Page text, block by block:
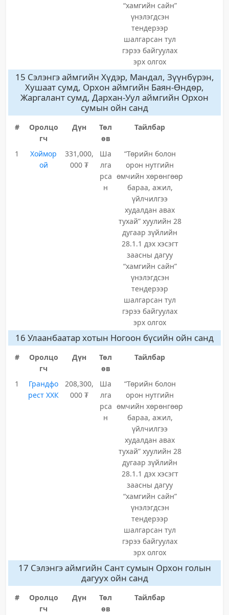
“хамгийн сайн”
үнэлэгдсэн
тендерээр
шалгарсан тул
гэрээ байгуулах
эрх олгох
15 Сэлэнгэ аймгийн Хүдэр, Мандал, Зүүнбүрэн,
Хушаат сумд, Орхон аймгийн Баян-Өндөр,
Жаргалант сумд, Дархан-Уул аймгийн Орхон
сумын ойн санд
#
Оролцо
гч
Дүн
Төл
өв
Тайлбар
1
Хоймор
ой
331,000,
000 ₮
Ша
лга
рса
н
“Төрийн болон
орон нутгийн
өмчийн хөрөнгөөр
бараа, ажил,
үйлчилгээ
худалдан авах
тухай” хуулийн 28
дугаар зүйлийн
28.1.1 дэх хэсэгт
заасны дагуу
“хамгийн сайн”
үнэлэгдсэн
тендерээр
шалгарсан тул
гэрээ байгуулах
эрх олгох
16 Улаанбаатар хотын Ногоон бүсийн ойн санд
#
Оролцо
гч
Дүн
Төл
өв
Тайлбар
1
Грандфо
рест ХХК
208,300,
000 ₮
Ша
лга
рса
н
“Төрийн болон
орон нутгийн
өмчийн хөрөнгөөр
бараа, ажил,
үйлчилгээ
худалдан авах
тухай” хуулийн 28
дугаар зүйлийн
28.1.1 дэх хэсэгт
заасны дагуу
“хамгийн сайн”
үнэлэгдсэн
тендерээр
шалгарсан тул
гэрээ байгуулах
эрх олгох
17 Сэлэнгэ аймгийн Сант сумын Орхон голын
дагуух ойн санд
#
Оролцо
гч
Дүн
Төл
өв
Тайлбар